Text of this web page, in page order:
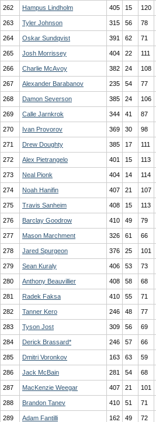
262 Hampus Lindholm 405 15 120
263 Tyler Johnson 315 56 78
264 Oskar Sundqvist 391 62 71
265 Josh Morrissey 404 22 111
266 Charlie McAvoy 382 24 108
267 Alexander Barabanov 235 54 77
268 Damon Severson 385 24 106
269 Calle Jarnkrok 344 41 87
270 Ivan Provorov 369 30 98
271 Drew Doughty 385 17 111
272 Alex Pietrangelo 401 15 113
273 Neal Pionk 404 14 114
274 Noah Hanifin 407 21 107
275 Travis Sanheim 408 15 113
276 Barclay Goodrow 410 49 79
277 Mason Marchment 326 61 66
278 Jared Spurgeon 376 25 101
279 Sean Kuraly 406 53 73
280 Anthony Beauvillier 408 58 68
281 Radek Faksa 410 55 71
282 Tanner Kero 246 48 77
283 Tyson Jost 309 56 69
284 Derick Brassard* 246 57 66
285 Dmitri Voronkov 163 63 59
286 Jack McBain 281 54 68
287 MacKenzie Weegar 407 21 101
288 Brandon Tanev 410 51 71
289 Adam Fantilli 162 49 72